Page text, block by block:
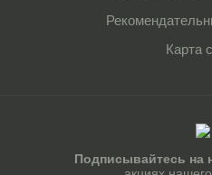
Карта
Подписывайтесь на